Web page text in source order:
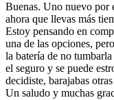
Buenas. Uno nuevo por
ahora que llevas más
Estoy pensando en
una de las opciones,
la batería de no
el seguro y se puede
decidiste, barajabas
Un saludo y muchas